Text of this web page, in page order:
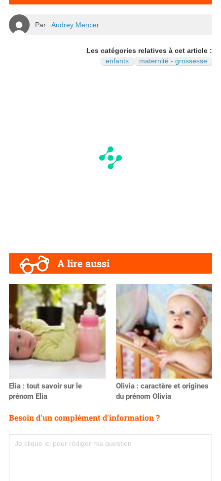
Par : Audrey Mercier
Les catégories relatives à cet article :
enfants
maternité - grossesse
A lire aussi
Elia : tout savoir sur le
prénom Elia
Olivia : caractère et origines
du prénom Olivia
Besoin d'un complément d'information ?